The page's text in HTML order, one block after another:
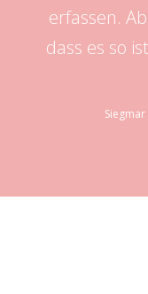
erfassen.
dass es so